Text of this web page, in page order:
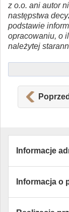
z o.o. ani autor
następstwa
podstawie
opracowaniu, o
należytej
Informacje
Informacja o